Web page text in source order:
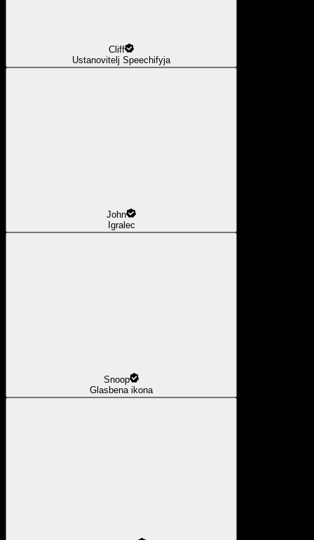
Cliff
Ustanovitelj Speechifyja
John
Igralec
Snoop
Glasbena ikona